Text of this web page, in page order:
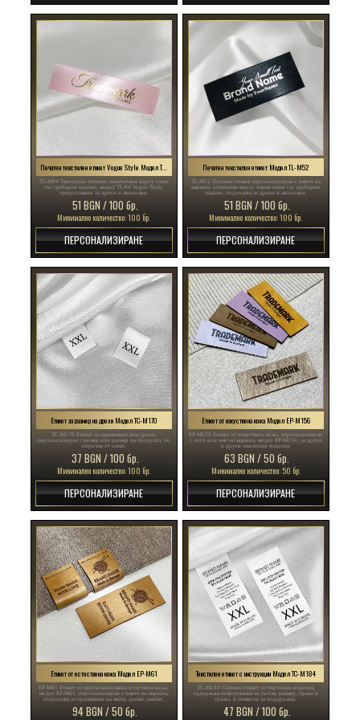
Печатен текстилен етикет Vogue Style Модел TL-M94
TL-M94 Текстилни етикети, напечатани върху сатен
със сребърен надпис, модел TL-94 Vogue Style,
предоставени за дрехи и аксесоари.
51 BGN / 100 бр.
Минимално количество: 100 бр.
ПЕРСОНАЛИЗИРАНЕ
Печатен текстилен етикет Модел TL-M52
TL-M52 Платнен етикет, персонализиран с името на
марката, отпечатан върху черен сатен със сребърен
надпис, подходящ за дрехи и аксесоари.
51 BGN / 100 бр.
Минимално количество: 100 бр.
ПЕРСОНАЛИЗИРАНЕ
Етикет за размер на дрехи Модел TC-M170
TC-M170 Етикет за пришиване към дрехи,
персонализиран с номер или размер на продукта, по
поръчка от сатен.
37 BGN / 100 бр.
Минимално количество: 100 бр.
ПЕРСОНАЛИЗИРАНЕ
Етикет от изкуствена кожа Модел EP-M156
EP-M156 Етикет от изкуствена кожа, персонализиран
с лого или име на марката, модел EP-M156, за дрехи
и други текстилни изделия.
63 BGN / 50 бр.
Минимално количество: 50 бр.
ПЕРСОНАЛИЗИРАНЕ
Етикет от естествена кожа Модел EP-M61
EP-M61 Етикет от висококачествена естествена кожа,
модел EP-M61, персонализиран с името на марката,
подходящ за пришиване на якета, дънки, шапки,
чанти и други текстилни изделия.
94 BGN / 50 бр.
Текстилен етикет с инструкции Модел TC-M184
TC-M184 Сатенен етикет за текстилни изделия,
съдържащ информация за състав, размер, пране и
грижа, и символи за поддръжка.
47 BGN / 100 бр.